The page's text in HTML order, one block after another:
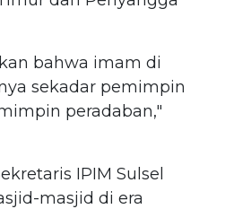
bahwa imam di
sekadar pemimpin
peradaban,"
IPIM Sulsel
masjid di era